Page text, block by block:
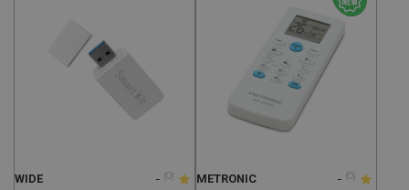
WIDE - (0) METRONIC - (0)